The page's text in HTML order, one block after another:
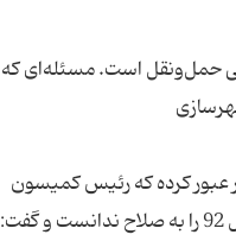
حمل‌ونقل است. مسئله‌ای که
امضاکنندگان طرح تفکیک وزارت راه و شهرسازی توسط نمایندگان مجلس از مرز 70 نفر عبور کرده که رئیس کمیسون
عمران مجلس نظر دیگری در این رابطه دارد.سید مهدی هاشمی تفکیک وزارت راه و شهرسازی در سال 92 را به صلاح ندانست و گفت: